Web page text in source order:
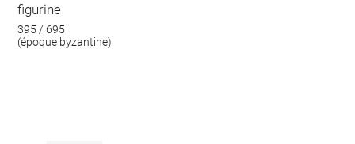
figurine
395 / 695
(époque byzantine)